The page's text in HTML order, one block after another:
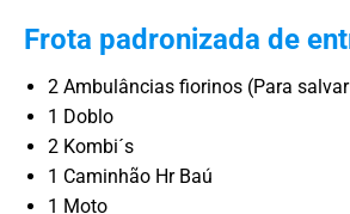
Frota padronizada de
2 Ambulâncias fiorinos (Para
1 Doblo
2 Kombi´s
1 Caminhão Hr Baú
1 Moto